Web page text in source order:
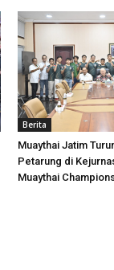
Berita
Muaythai Jatim
Petarung di
Muaythai